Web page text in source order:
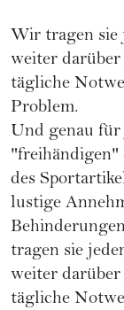
Wir tragen sie
weiter darüber
tägliche
Problem.
Und genau
"freihändigen"
des
lustige
tragen sie
weiter darüber
tägliche